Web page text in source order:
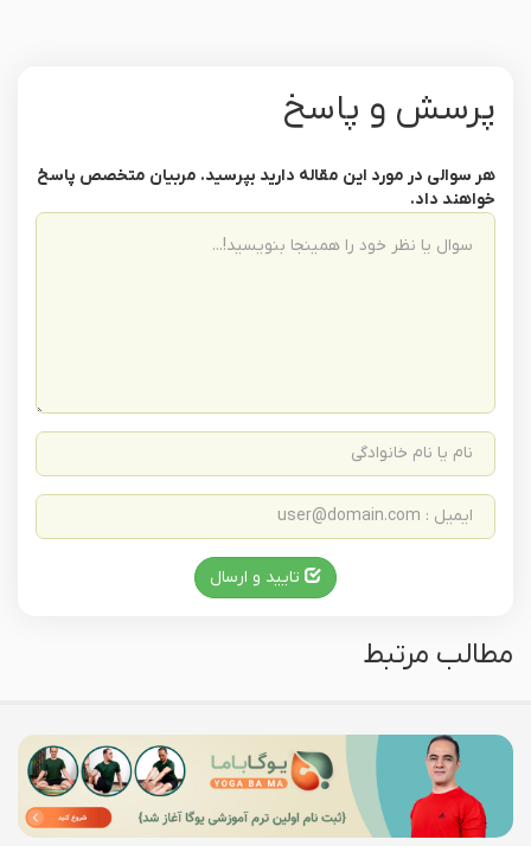
پرسش و پاسخ
هر سوالی در مورد این مقاله دارید بپرسید. مربیان متخصص پاسخ
خواهند داد.
مطالب مرتبط